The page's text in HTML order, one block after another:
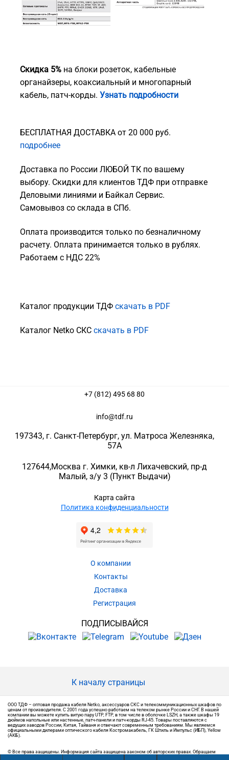
Скидка 5% на блоки розеток, кабельные
органайзеры, коаксиальный и многопарный
кабель, патч-корды. Узнать подробности
БЕСПЛАТНАЯ ДОСТАВКА от 20 000 руб.
подробнее
Доставка по России ЛЮБОЙ ТК по вашему
выбору. Скидки для клиентов ТДФ при отправке
Деловыми линиями и Байкал Сервис.
Самовывоз со склада в СПб.
Оплата производится только по безналичному
расчету. Оплата принимается только в рублях.
Работаем с НДС 22%
Каталог продукции ТДФ скачать в PDF
Каталог Netko СКС скачать в PDF
+7 (812) 495 68 80
info@tdf.ru
197343, г. Санкт-Петербург, ул. Матроса Железняка,
57A
127644,Москва г. Химки, кв-л Лихачевский, пр-д
Малый, з/у 3 (Пункт Выдачи)
Карта сайта
Политика конфиденциальности
О компании
Контакты
Доставка
Регистрация
ПОДПИСЫВАЙСЯ
К началу страницы
ООО ТДФ – оптовая продажа кабеля Netko, аксессуаров СКС и телекоммуникационных шкафов по
ценам от производителя. С 2001 года успешно работаем на телеком рынке России и СНГ. В нашей
компании вы можете купить витую пару UTP, FTP, в том числе в оболочке LSZH, а также шкафы 19
дюймов напольные или настенные, патч-панели и патч-корды RJ-45. Товары поставляются с
ведущих заводов России, Китая, Тайваня и отвечают современным требованиям. Мы являемся
официальными дилерами оптического кабеля Костромакабель, ГК Штиль и Импульс (ИБП), Yellow
(АКБ).
© Все права защищены. Информация сайта защищена законом об авторских правах. Обращаем